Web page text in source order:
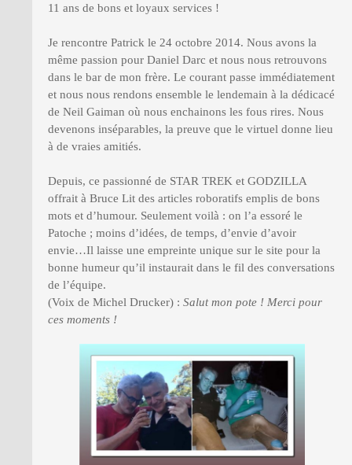
11 ans de bons et loyaux services !
Je rencontre Patrick le 24 octobre 2014. Nous avons la
même passion pour Daniel Darc et nous nous retrouvons
dans le bar de mon frère. Le courant passe immédiatement
et nous nous rendons ensemble le lendemain à la dédicacé
de Neil Gaiman où nous enchainons les fous rires. Nous
devenons inséparables, la preuve que le virtuel donne lieu
à de vraies amitiés.
Depuis, ce passionné de STAR TREK et GODZILLA
offrait à Bruce Lit des articles roboratifs emplis de bons
mots et d’humour. Seulement voilà : on l’a essoré le
Patoche ; moins d’idées, de temps, d’envie d’avoir
envie…Il laisse une empreinte unique sur le site pour la
bonne humeur qu’il instaurait dans le fil des conversations
de l’équipe.
(Voix de Michel Drucker) : Salut mon pote ! Merci pour
ces moments !